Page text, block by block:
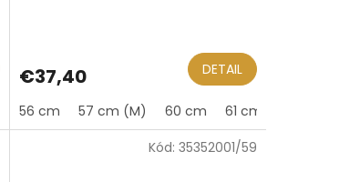
61 cm (XL)
€37,40 DETAIL
56 cm 57 cm (M) 60 cm 61 cm (XL)
Kód: 35352001/59